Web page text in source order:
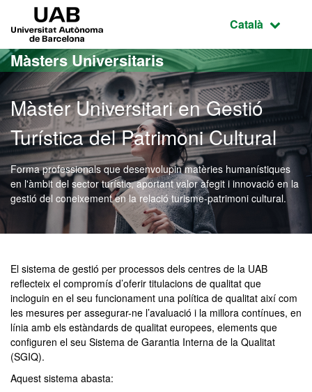
Ves al contingut principal
Ves a la navegació de la pàgina
Idioma
Català
Màsters Universitaris
Màster Universitari en Gestió
Turística del Patrimoni Cultural
Forma professionals que desenvolupin matèries humanístiques
en l'àmbit del sector turístic, aportant valor afegit i innovació en la
gestió del coneixement en la relació turisme-patrimoni cultural.
Màster Oficial - Gestió
El sistema de gestió per processos dels centres de la UAB
reflecteix el compromís d’oferir titulacions de qualitat que
incloguin en el seu funcionament una política de qualitat així com
les mesures per assegurar-ne l’avaluació i la millora contínues, en
línia amb els estàndards de qualitat europees, elements que
configuren el seu Sistema de Garantia Interna de la Qualitat
(SGIQ).
Aquest sistema abasta: